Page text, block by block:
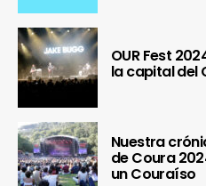
OUR Fest
la capital del
Nuestra
de Coura
un Couraíso